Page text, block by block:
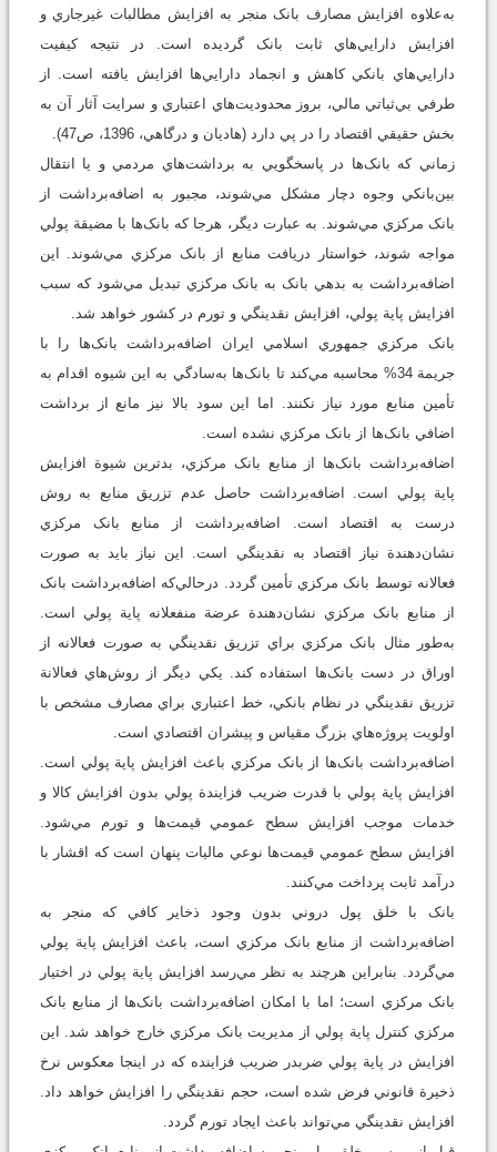
به‌علاوه افزايش مصارف بانک منجر به افزايش مطالبات غيرجاري و
افزايش دارايي‌هاي ثابت بانک گرديده است. در نتيجه کيفيت
دارايي‌هاي بانکي کاهش و انجماد دارايي‌ها افزايش يافته است. از
طرفي بي‌ثباتي مالي، بروز محدوديت‌هاي اعتباري و سرايت آثار آن به
بخش حقيقي اقتصاد را در پي دارد (هاديان و درگاهي، 1396، ص47).
زماني که بانک‌ها در پاسخگويي به برداشت‌هاي مردمي و يا انتقال
بين‌بانکي وجوه دچار مشکل مي‌شوند، مجبور به اضافه‌برداشت از
بانک مرکزي مي‌شوند. به عبارت ديگر، هرجا که بانک‌ها با مضيقة پولي
مواجه شوند، خواستار دريافت منابع از بانک مرکزي مي‌شوند. اين
اضافه‌برداشت به بدهي بانک به بانک مرکزي تبديل مي‌شود که سبب
افزايش پاية پولي، افزايش نقدينگي و تورم در کشور خواهد شد.
بانک مرکزي جمهوري اسلامي ايران اضافه‌برداشت بانک‌ها را با
جريمة 34% محاسبه مي‌کند تا بانک‌ها به‌سادگي به اين شيوه اقدام به
تأمين منابع مورد نياز نکنند. اما اين سود بالا نيز مانع از برداشت
اضافي بانک‌ها از بانک مرکزي نشده است.
اضافه‌برداشت بانک‌ها از منابع بانک مرکزي، بدترين شيوة افزايش
پاية پولي است. اضافه‌برداشت حاصل عدم تزريق منابع به روش
درست به اقتصاد است. اضافه‌برداشت از منابع بانک مرکزي
نشان‌دهندة نياز اقتصاد به نقدينگي است. اين نياز بايد به صورت
فعالانه توسط بانک مرکزي تأمين گردد. درحالي‌که اضافه‌برداشت بانک
از منابع بانک مرکزي نشان‌دهندة عرضة منفعلانه پاية پولي است.
به‌طور مثال بانک مرکزي براي تزريق نقدينگي به صورت فعالانه از
اوراق در دست بانک‌ها استفاده کند. يکي ديگر از روش‌هاي فعالانة
تزريق نقدينگي در نظام بانکي، خط اعتباري براي مصارف مشخص با
اولويت پروژه‌هاي بزرگ مقياس و پيشران اقتصادي است.
اضافه‌برداشت بانک‌ها از بانک مرکزي باعث افزايش پاية پولي است.
افزايش پاية پولي با قدرت ضريب فزايندة پولي بدون افزايش کالا و
خدمات موجب افزايش سطح عمومي قيمت‌ها و تورم مي‌شود.
افزايش سطح عمومي قيمت‌ها نوعي ماليات پنهان است که اقشار با
درآمد ثابت پرداخت مي‌کنند.
بانک با خلق پول دروني بدون وجود ذخاير کافي که منجر به
اضافه‌برداشت از منابع بانک مرکزي است، باعث افزايش پاية پولي
مي‌گردد. بنابراين هرچند به نظر مي‌رسد افزايش پاية پولي در اختيار
بانک مرکزي است؛ اما با امکان اضافه‌برداشت بانک‌ها از منابع بانک
مرکزي کنترل پاية پولي از مديريت بانک مرکزي خارج خواهد شد. اين
افزايش در پاية پولي ضربدر ضريب فزاينده که در اينجا معکوس نرخ
ذخيرة قانوني فرض شده است، حجم نقدينگي را افزايش خواهد داد.
افزايش نقدينگي مي‌تواند باعث ايجاد تورم گردد.